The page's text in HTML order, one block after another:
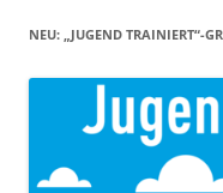
NEU: „JUGEND TRAINIERT“-